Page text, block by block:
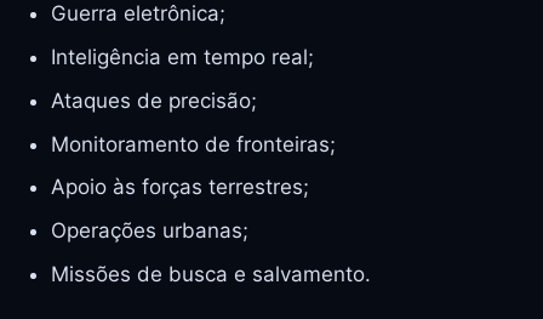
Guerra eletrônica;
Inteligência em tempo real;
Ataques de precisão;
Monitoramento de fronteiras;
Apoio às forças terrestres;
Operações urbanas;
Missões de busca e salvamento.